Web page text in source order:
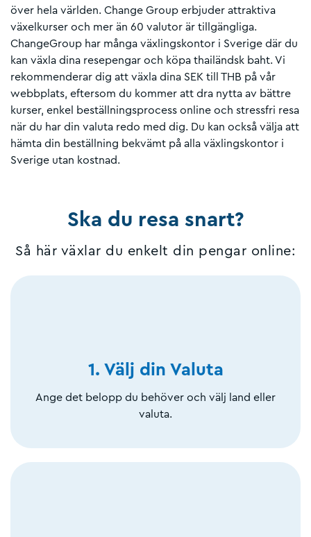
över hela världen. Change Group erbjuder attraktiva
växelkurser och mer än 60 valutor är tillgängliga.
ChangeGroup har många växlingskontor i Sverige där du
kan växla dina resepengar och köpa thailändsk baht. Vi
rekommenderar dig att växla dina SEK till THB på vår
webbplats, eftersom du kommer att dra nytta av bättre
kurser, enkel beställningsprocess online och stressfri resa
när du har din valuta redo med dig. Du kan också välja att
hämta din beställning bekvämt på alla växlingskontor i
Sverige utan kostnad.
Ska du resa snart?
Så här växlar du enkelt din pengar online:
1. Välj din Valuta
Ange det belopp du behöver och välj land eller
valuta.